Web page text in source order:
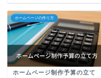
ホームページの作り方
ホームページ制作予算の立て